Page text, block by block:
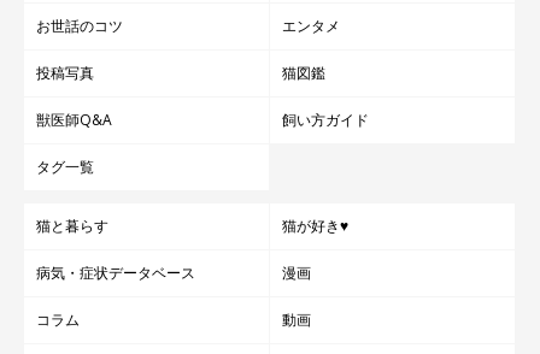
お世話のコツ エンタメ
投稿写真 猫図鑑
獣医師Q&A 飼い方ガイド
タグ一覧
猫と暮らす 猫が好き♥
病気・症状データベース 漫画
コラム 動画